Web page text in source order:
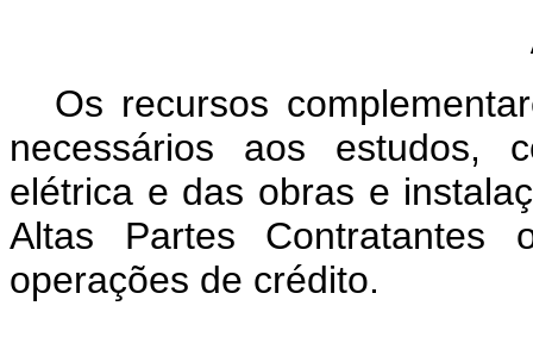
Os recursos
necessários aos estudos,
elétrica e das obras e
Altas Partes Contratantes
operações de crédito.